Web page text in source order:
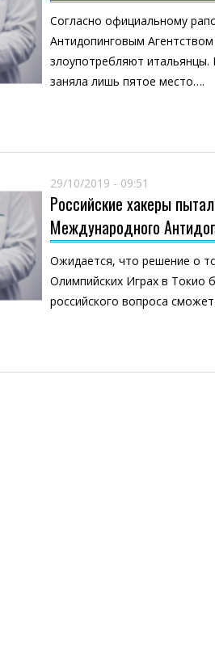
Согласно официальному
Антидопинговым
злоупотребляют итальянцы.
заняла лишь пятое место….
29/10/2019 - 09:51
Российские хакеры
Международного
Ожидается, что решение о
Олимпийских Играх в Токио
российского вопроса